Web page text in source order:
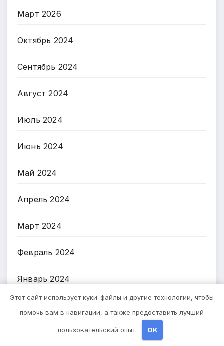
Март 2026
Октябрь 2024
Сентябрь 2024
Август 2024
Июль 2024
Июнь 2024
Май 2024
Апрель 2024
Март 2024
Февраль 2024
Январь 2024
Ноябрь 2023
Этот сайт использует куки-файлы и другие технологии, чтобы
помочь вам в навигации, а также предоставить лучший
пользовательский опыт. OK